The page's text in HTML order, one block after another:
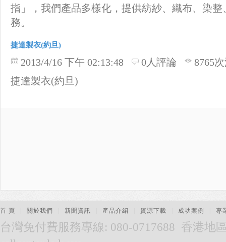
指」，我們產品多樣化，提供紡紗、織布、染
務。
捷達製衣(約旦)
2013/4/16 下午 02:13:48 0人評論
8765
捷達製衣(約旦)
首 頁 關於我們 新聞資訊 產品介紹 資源下載 成功案例 專
台灣免付費服務專線: 080-0717688 香港地